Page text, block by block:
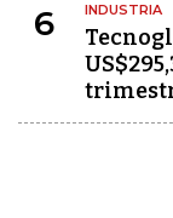
6 INDUSTRIA